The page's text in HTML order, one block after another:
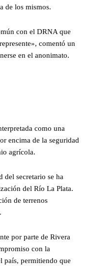
de los mismos.
con el DRNA que
comentó un
en el anonimato.
como una
encima de la seguridad
agrícola.
del secretario se ha
del Río La Plata.
de terrenos
por parte de Rivera
con la
país, permitiendo que